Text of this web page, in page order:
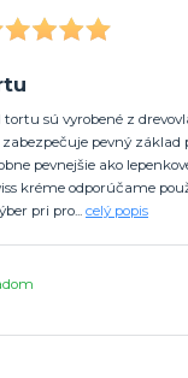
tortu sú vyrobené z
pevný základ
pevnejšie ako
kréme odporúčame
pri pro... celý popis